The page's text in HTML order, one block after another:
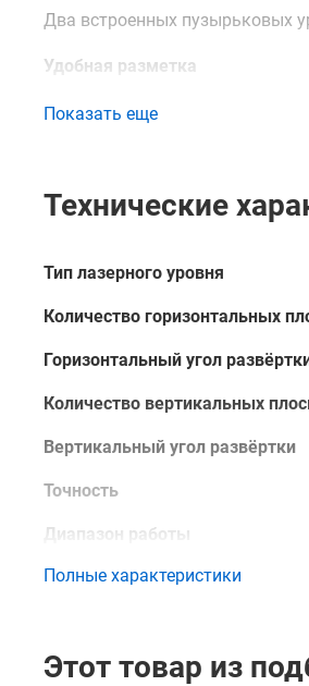
Два встроенных пузырьковых
Удобная разметка
инструментов.
особенностях и
непосредственно через сайт
Показать еще
Технические
Тип лазерного уровня
Количество горизонтальных
Горизонтальный угол
Количество вертикальных
Вертикальный угол развёртки
Точность
Диапазон работы
Диапазон работы с приёмником
Тип компенсатора
Полные характеристики
Этот товар из